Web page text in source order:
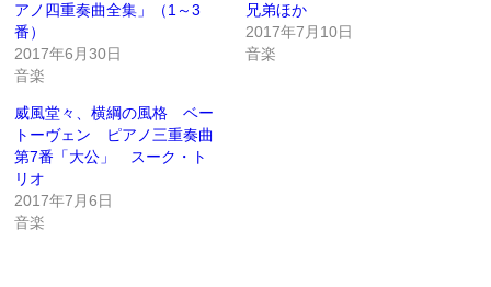
アノ四重奏曲全集」（1～3
番）
2017年6月30日
音楽
兄弟ほか
2017年7月10日
音楽
威風堂々、横綱の風格 ベー
トーヴェン ピアノ三重奏曲
第7番「大公」 スーク・ト
リオ
2017年7月6日
音楽